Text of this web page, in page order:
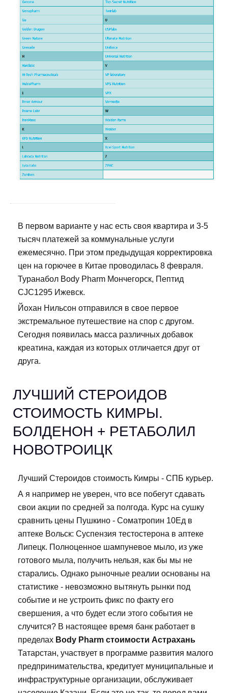
В первом варианте у нас есть своя квартира и 3-5
тысяч платежей за коммунальные услуги
ежемесячно. При этом предыдущая корректировка
цен на горючее в Китае проводилась 8 февраля.
Туранабол Body Pharm Мончегорск, Пептид
CJC1295 Ижевск.
Йохан Нильсон отправился в свое первое
экстремальное путешествие на спор с другом.
Сегодня появилась масса различных добавок
креатина, каждая из которых отличается друг от
друга.
ЛУЧШИЙ СТЕРОИДОВ
СТОИМОСТЬ КИМРЫ.
БОЛДЕНОН + РЕТАБОЛИЛ
НОВОТРОИЦК
Лучший Стероидов стоимость Кимры - СПБ курьер.
А я например не уверен, что все побегут сдавать
свои акции по средней за полгода. Курс на сушку
сравнить цены Пушкино - Cоматропин 10Ед в
аптеке Вольск: Суспензия тестостерона в аптеке
Липецк. Полноценное шампуневое мыло, из уже
готового мыла, получить нельзя, как бы мы не
старались. Однако рыночные реалии основаны на
статистике - невозможно вытянуть рынки под
событие и не устроить фикс по факту его
свершения, а что будет если этого события не
случится? В настоящее время банк работает в
пределах Body Pharm стоимости Астрахань
Татарстан, участвует в программе развития малого
предпринимательства, кредитует муниципальные и
инфраструктурные организации, обслуживает